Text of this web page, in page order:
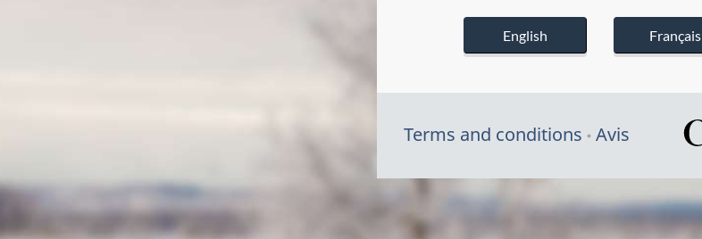
English Français
Terms and conditions Avis